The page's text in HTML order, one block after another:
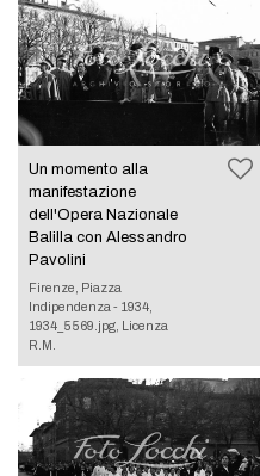
Un momento alla
manifestazione
dell'Opera Nazionale
Balilla con Alessandro
Pavolini
Firenze, Piazza
Indipendenza - 1934,
1934_5569.jpg, Licenza
R.M.